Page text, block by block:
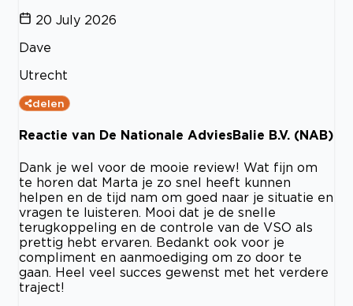
20 July 2026
Dave
Utrecht
delen
Reactie van De Nationale AdviesBalie B.V. (NAB)
Dank je wel voor de mooie review! Wat fijn om
te horen dat Marta je zo snel heeft kunnen
helpen en de tijd nam om goed naar je situatie en
vragen te luisteren. Mooi dat je de snelle
terugkoppeling en de controle van de VSO als
prettig hebt ervaren. Bedankt ook voor je
compliment en aanmoediging om zo door te
gaan. Heel veel succes gewenst met het verdere
traject!